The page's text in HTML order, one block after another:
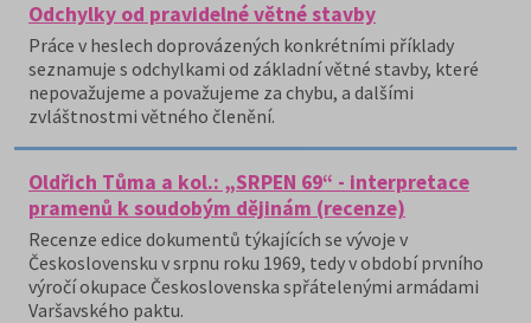
Odchylky od pravidelné větné stavby
Práce v heslech doprovázených konkrétními příklady
seznamuje s odchylkami od základní větné stavby, které
nepovažujeme a považujeme za chybu, a dalšími
zvláštnostmi větného členění.
Oldřich Tůma a kol.: „SRPEN 69“ - interpretace
pramenů k soudobým dějinám (recenze)
Recenze edice dokumentů týkajících se vývoje v
Československu v srpnu roku 1969, tedy v období prvního
výročí okupace Československa spřátelenými armádami
Varšavského paktu.